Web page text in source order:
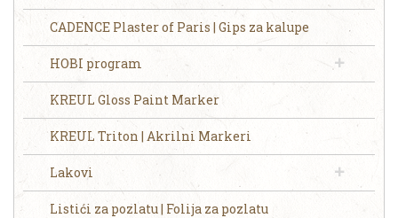
CADENCE Plaster of Paris | Gips za kalupe
HOBI program
KREUL Gloss Paint Marker
KREUL Triton | Akrilni Markeri
Lakovi
Listići za pozlatu | Folija za pozlatu